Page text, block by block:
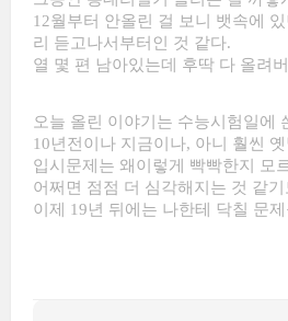
12월부터 안올린 걸 보니 뱃속에
리 듣고나서부터인 것 같다.
열 몇 편 남아있는데 후딱 다 올려
오늘 올린 이야기는 수능시험일에
10년전이나 지금이나, 아니 훨씬 옛
입시문제는 왜이렇게 빡빡한지 모
어쩌면 점점 더 심각해지는 것 같기
이제 19년 뒤에는 나한테 닥칠 문